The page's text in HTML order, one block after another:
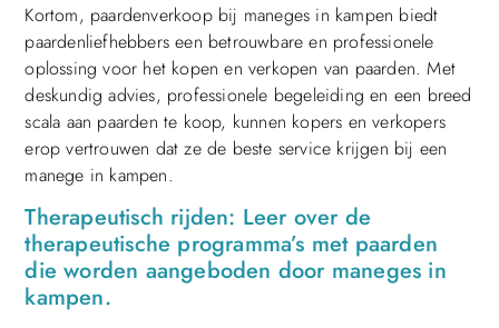
Kortom, paardenverkoop bij maneges in kampen biedt
paardenliefhebbers een betrouwbare en professionele
oplossing voor het kopen en verkopen van paarden. Met
deskundig advies, professionele begeleiding en een breed
scala aan paarden te koop, kunnen kopers en verkopers
erop vertrouwen dat ze de beste service krijgen bij een
manege in kampen.
Therapeutisch rijden: Leer over de
therapeutische programma’s met paarden
die worden aangeboden door maneges in
kampen.